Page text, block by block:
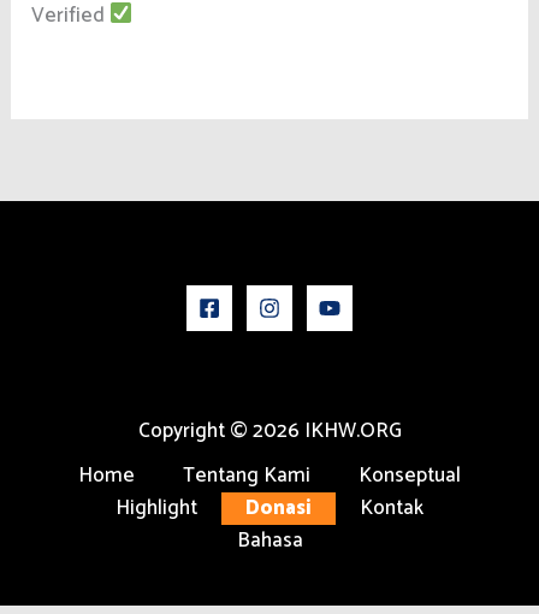
Verified
Copyright © 2026 IKHW.ORG
Home
Tentang Kami
Konseptual
Highlight
Donasi
Kontak
Bahasa